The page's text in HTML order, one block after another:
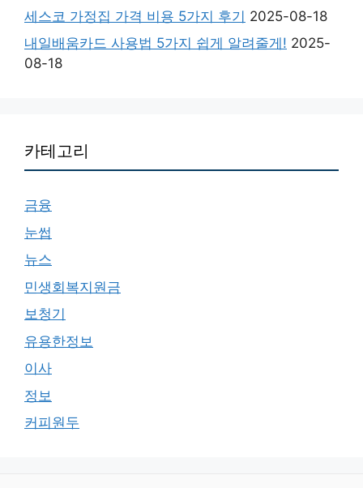
세스코 가정집 가격 비용 5가지 후기 2025-08-18
내일배움카드 사용법 5가지 쉽게 알려줄게! 2025-
08-18
카테고리
금융
눈썹
뉴스
민생회복지원금
보청기
유용한정보
이사
정보
커피원두